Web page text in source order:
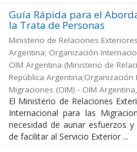
Guía Rápida para el
la Trata de Personas
Ministerio de Relaciones
Argentina; Organización
OIM Argentina (Ministerio de
República
Migraciones (OIM) - OIM Argentina,
El Ministerio de Relaciones
Internacional para las
necesidad de aunar esfuerzos
de facilitar al Servicio Exterior ...